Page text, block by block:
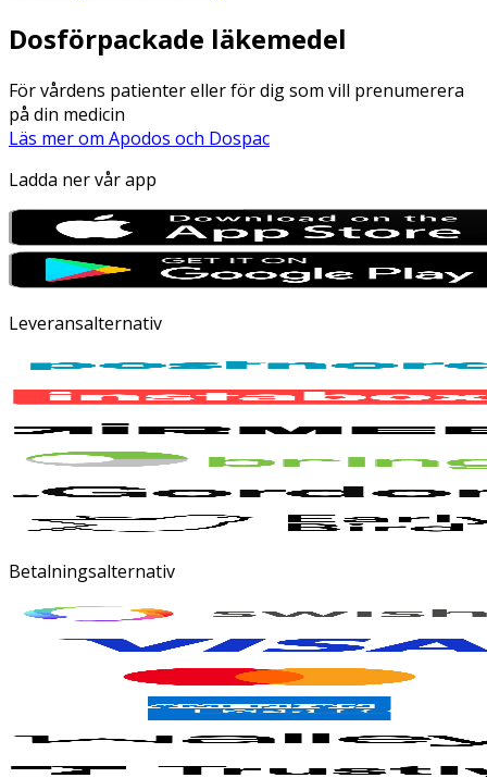
Dosförpackade läkemedel
För vårdens patienter eller för dig som vill prenumerera
på din medicin
Läs mer om Apodos och Dospac
Ladda ner vår app
Leveransalternativ
Betalningsalternativ